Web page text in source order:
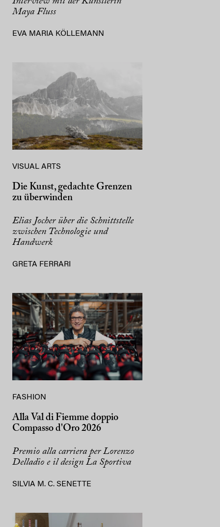
Maya Fluss
EVA MARIA KÖLLEMANN
VISUAL ARTS
Die Kunst, gedachte Grenzen
zu überwinden
Elias Jocher über die Schnittstelle
zwischen Technologie und
Handwerk
GRETA FERRARI
FASHION
Alla Val di Fiemme doppio
Compasso d'Oro 2026
Premio alla carriera per Lorenzo
Delladio e il design La Sportiva
SILVIA M. C. SENETTE